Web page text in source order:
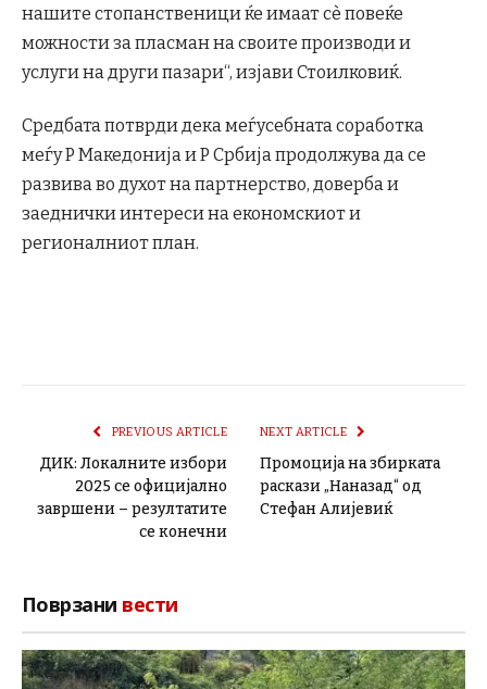
нашите стопанственици ќе имаат сè повеќе
можности за пласман на своите производи и
услуги на други пазари“, изјави Стоилковиќ.
Средбата потврди дека меѓусебната соработка
меѓу Р Македонија и Р Србија продолжува да се
развива во духот на партнерство, доверба и
заеднички интереси на економскиот и
регионалниот план.
PREVIOUS ARTICLE
ДИК: Локалните избори
2025 се официјално
завршени – резултатите
се конечни
NEXT ARTICLE
Промоција на збирката
раскази „Наназад“ од
Стефан Алијевиќ
Поврзани вести